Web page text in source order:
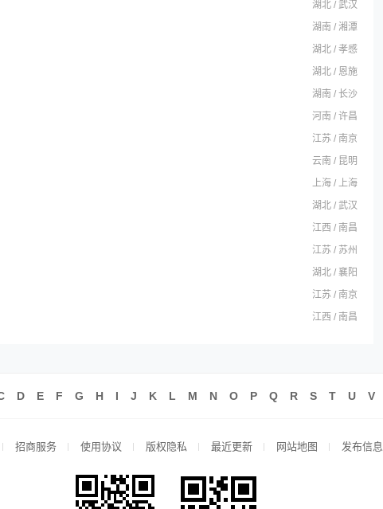
湖北 / 武汉
湖南 / 湘潭
湖北 / 孝感
湖北 / 恩施
湖南 / 长沙
河南 / 许昌
江苏 / 南京
云南 / 昆明
上海 / 上海
湖北 / 武汉
江西 / 南昌
江苏 / 苏州
湖北 / 襄阳
江苏 / 南京
江西 / 南昌
D E F G H I J K L M N O P Q R S T U V
招商服务 使用协议 版权隐私 最近更新 网站地图 发布信息